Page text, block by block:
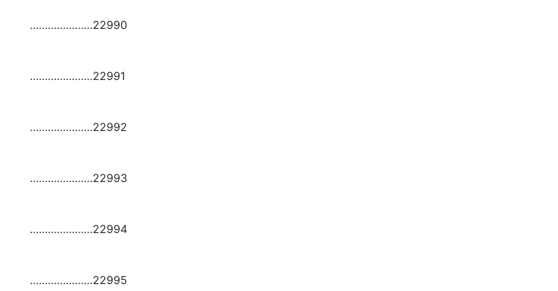
…………………22990
…………………22991
…………………22992
…………………22993
…………………22994
…………………22995